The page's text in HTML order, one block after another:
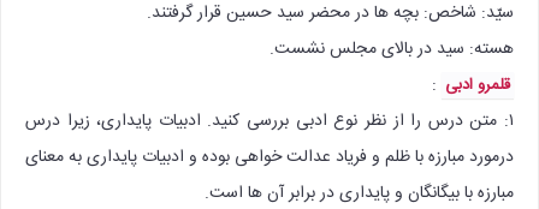
سیّد: شاخص: بچه ها در محضر سید حسین قرار گرفتند.
هسته: سید در بالای مجلس نشست.
قلمرو ادبی :
۱: متن درس را از نظر نوع ادبی بررسی کنید. ادبیات پایداری، زیرا درس
درمورد مبارزه با ظلم و فریاد عدالت خواهی بوده و ادبیات پایداری به معنای
مبارزه با بیگانگان و پایداری در برابر آن ها است.